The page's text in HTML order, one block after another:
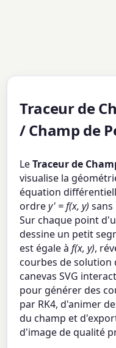
Traceur de
/ Champ de
LeTraceur de
visualise la
équation
ordrey' = f(x, y)
Sur chaque point
dessine un petit
est égale àf(x, y),
courbes de
canevas SVG
pour générer des
par RK4, d'animer
du champ et
d'image de qualité